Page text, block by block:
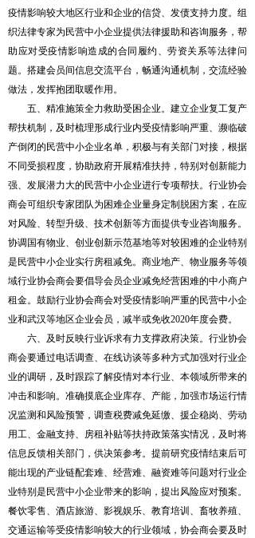
疫情影响较大地区行业和企业的信贷、发债支持力度。组
织法律专家为民营中小企业提供法律援助和咨询服务，帮
助应对受疫情影响造成的合同履约、劳资关系等法律问
题。搭建会员间信息交流平台，畅通沟通机制，交流经验
做法，发挥抱团取暖作用。
五、精准施策全力救助受困企业。建立企业复工复产
帮扶机制，及时梳理形成行业内受疫情影响严重、濒临破
产倒闭的民营中小企业名单，积极与有关部门对接，根据
不同受损程度，协助政府开展精准扶持，特别对创新能力
强、发展潜力大的民营中小企业进行专项帮扶。行业协会
商会可组织专家团队为困难企业量身定制脱困方案，在应
对风险、转型升级、技术创新等方面提供专业咨询服务。
协调国有物业、创业创新示范基地等对较困难的企业特别
是民营中小企业实行房租减免。商业地产、物业服务等领
域行业协会商会要倡导会员企业减免经营困难的中小商户
租金。鼓励行业协会商会对受疫情影响严重的民营中小企
业和武汉等地区企业会员，减半或免收2020年度会费。
六、及时反映行业诉求有力支撑政府决策。行业协会
商会要通过电话调查、在线访谈等多种方式加强对行业企
业的调研，及时跟踪了解疫情对本行业、本领域所带来的
冲击和影响。准确摸底企业库存、产能，加强市场运行情
况监测和风险预警，调查税费减免延缴、援企稳岗、劳动
用工、金融支持、房租补贴等扶持政策落实情况，及时将
信息反馈相关部门，供决策参考。提前研究疫情结束后可
能出现的产业链配套难、经营难、融资难等问题对行业企
业特别是民营中小企业带来的影响，提出风险应对预案。
餐饮零售、酒店旅游、影视娱乐、教育培训、畜牧养殖、
交通运输等受疫情影响较大的行业领域，协会商会要及时